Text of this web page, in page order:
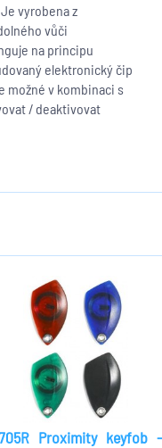
vyrobena z
vůči
na principu
elektronický čip
možné v kombinaci s
/ deaktivovat
Proximity keyfob -